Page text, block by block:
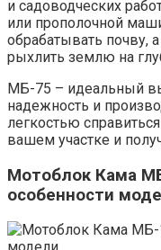
и садоводческих
или прополочной
обрабатывать почву,
рыхлить землю на
МБ-75 – идеальный
надежность и
легкостью
вашем участке и
Мотоблок Кама
особенности